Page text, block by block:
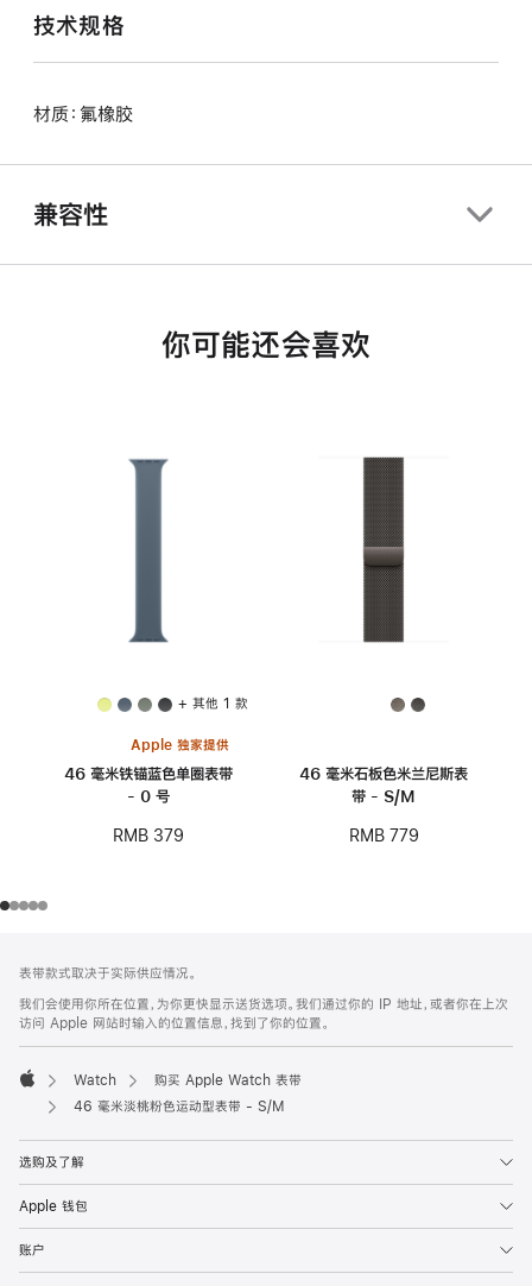
技术规格
材质：氟橡胶
兼容性
你可能还会喜欢
+ 其他 1 款
Apple 独家提供
46 毫米铁锚蓝色单圈表带
- 0 号
RMB 379
46 毫米石板色米兰尼斯表
带 - S/M
RMB 779
页
页
脚
注
表带款式取决于实际供应情况。
我们会使用你所在位置，为你更快显示送货选项。我们通过你的 IP 地址，或者你在上次
访问 Apple 网站时输入的位置信息，找到了你的位置。
Apple
Watch
购买 Apple Watch 表带
46 毫米淡桃粉色运动型表带 - S/M
选购及了解
Apple 钱包
账户